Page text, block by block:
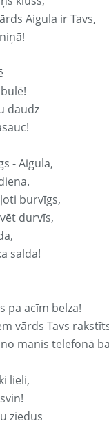
Aigula ir Tavs,
daudz
- Aigula,
burvīgs,
durvīs,
salda!
pa acīm belza!
vārds Tavs
manis telefonā
lieli,
ziedus